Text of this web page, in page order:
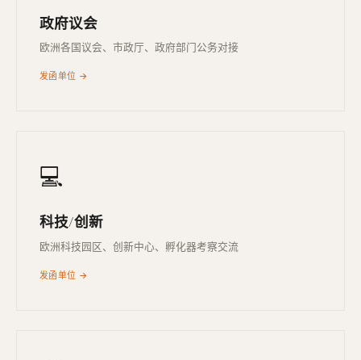
政府议会
欧洲各国议会、市政厅、政府部门公务对接
发函单位 →
💻
科技/创新
欧洲科技园区、创新中心、孵化器考察交流
发函单位 →